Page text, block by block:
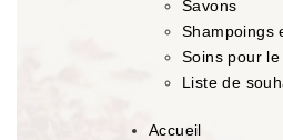
Savons
Shampoings
Soins pour
Liste de
Accueil